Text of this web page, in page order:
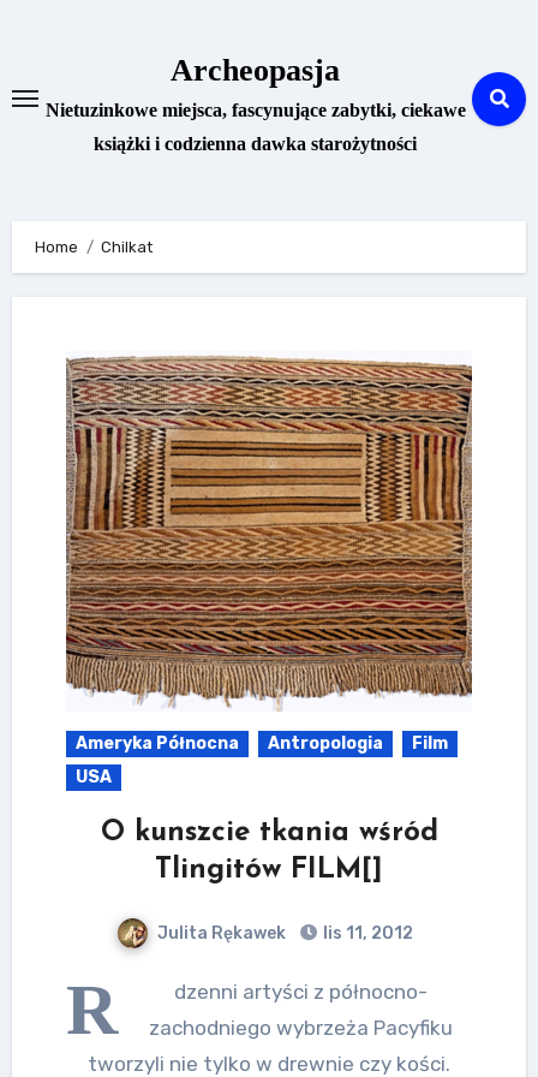
Archeopasja
Nietuzinkowe miejsca, fascynujące zabytki, ciekawe
książki i codzienna dawka starożytności
Home Chilkat
Ameryka Północna Antropologia
Film
USA
O kunszcie tkania wśród
Tlingitów FILM[]
Julita Rękawek lis 11, 2012
R
dzenni artyści z północno-
zachodniego wybrzeża Pacyfiku
tworzyli nie tylko w drewnie czy kości.